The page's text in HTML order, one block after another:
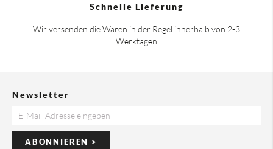
Schnelle Lieferung
Wir versenden die Waren in der Regel innerhalb von 2-3
Werktagen
Newsletter
ABONNIEREN >